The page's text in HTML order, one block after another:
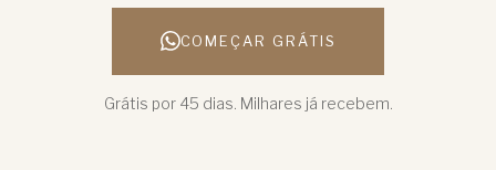
COMEÇAR GRÁTIS
Grátis por 45 dias. Milhares já recebem.